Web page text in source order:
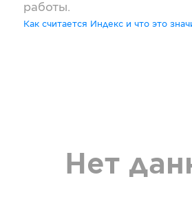
работы.
Как считается Индекс и что это
Нет